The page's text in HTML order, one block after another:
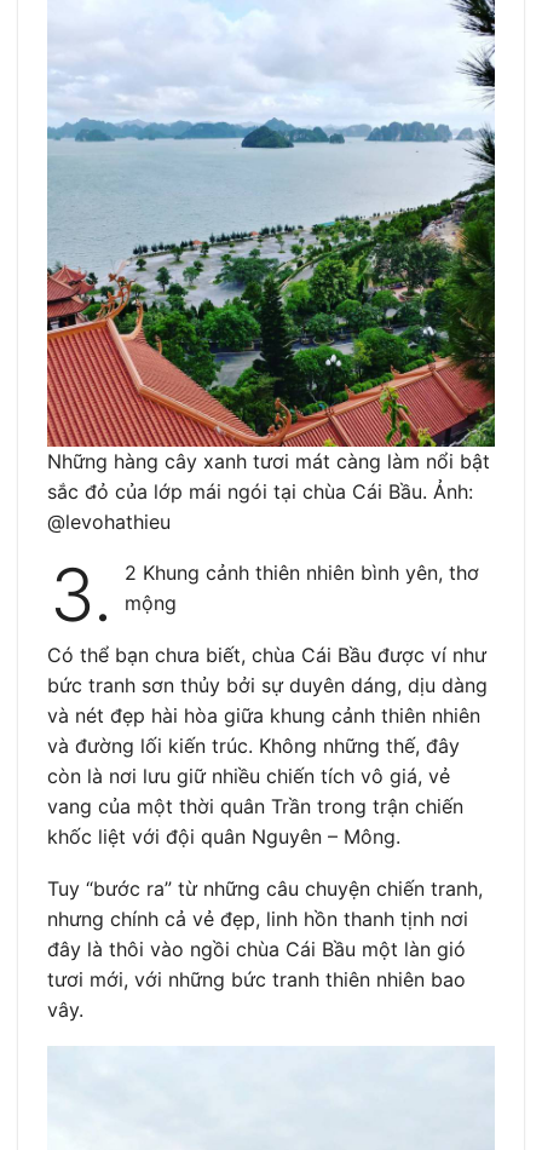
Những hàng cây xanh tươi mát càng làm nổi bật
sắc đỏ của lớp mái ngói tại chùa Cái Bầu. Ảnh:
@levohathieu
3.
2 Khung cảnh thiên nhiên bình yên, thơ
mộng
Có thể bạn chưa biết, chùa Cái Bầu được ví như
bức tranh sơn thủy bởi sự duyên dáng, dịu dàng
và nét đẹp hài hòa giữa khung cảnh thiên nhiên
và đường lối kiến trúc. Không những thế, đây
còn là nơi lưu giữ nhiều chiến tích vô giá, vẻ
vang của một thời quân Trần trong trận chiến
khốc liệt với đội quân Nguyên – Mông.
Tuy “bước ra” từ những câu chuyện chiến tranh,
nhưng chính cả vẻ đẹp, linh hồn thanh tịnh nơi
đây là thôi vào ngồi chùa Cái Bầu một làn gió
tươi mới, với những bức tranh thiên nhiên bao
vây.